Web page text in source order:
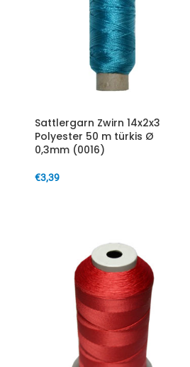
Sattlergarn Zwirn 14x2x3
Polyester 50 m türkis Ø
0,3mm (0016)
€3,39